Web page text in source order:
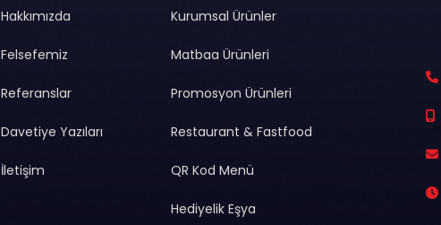
Hakkımızda
Felsefemiz
Referanslar
Davetiye Yazıları
İletişim
Kurumsal Ürünler
Matbaa Ürünleri
Promosyon Ürünleri
Restaurant & Fastfood
QR Kod Menü
Hediyelik Eşya